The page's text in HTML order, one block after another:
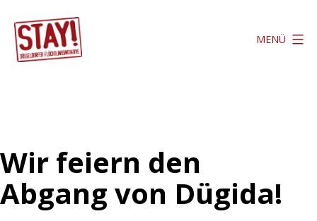
Inhalt
springen
MENÜ
Wir feiern den
Abgang von Dügida!